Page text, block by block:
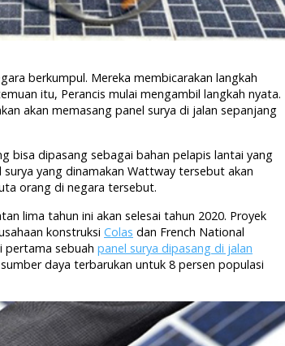
berkumpul. Mereka membicarakan langkah
itu, Perancis mulai mengambil langkah nyata.
akan memasang panel surya di jalan sepanjang
bisa dipasang sebagai bahan pelapis lantai yang
yang dinamakan Wattway tersebut akan
orang di negara tersebut.
lima tahun ini akan selesai tahun 2020. Proyek
konstruksi Colas dan French National
pertama sebuah panel surya dipasang di jalan
daya terbarukan untuk 8 persen populasi